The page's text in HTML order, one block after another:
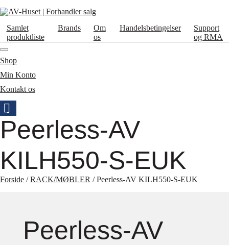
Samlet
produktliste
Brands
Om
os
Handelsbetingelser
Support
og RMA
Shop
Min Konto
Kontakt os
Peerless-AV
KILH550-S-EUK
Forside /RACK/MØBLER / Peerless-AV KILH550-S-EUK
Peerless-AV